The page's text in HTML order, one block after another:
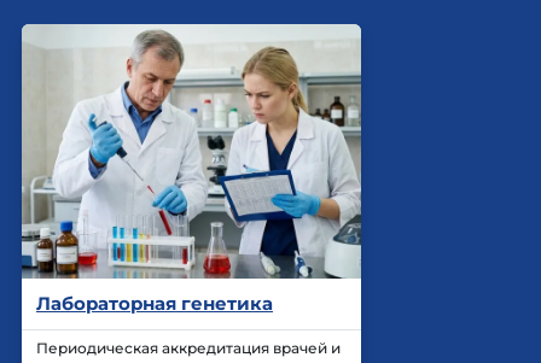
Лабораторная генетика
Периодическая аккредитация врачей и